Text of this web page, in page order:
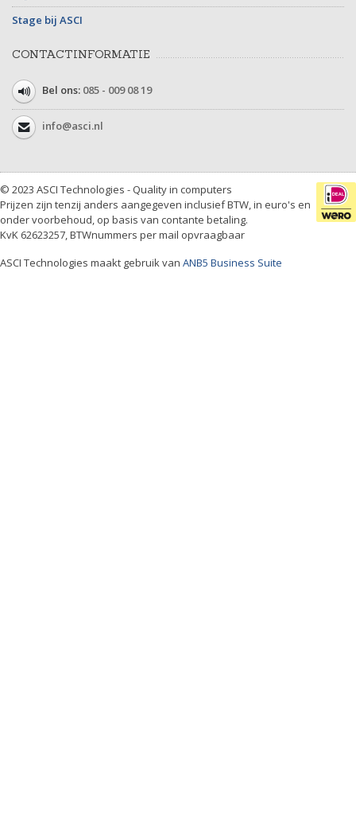
Stage bij ASCI
CONTACTINFORMATIE
Bel ons: 085 - 009 08 19
info@asci.nl
© 2023 ASCI Technologies - Quality in computers
Prijzen zijn tenzij anders aangegeven inclusief BTW, in euro's en
onder voorbehoud, op basis van contante betaling.
KvK 62623257, BTWnummers per mail opvraagbaar
ASCI Technologies maakt gebruik van ANB5 Business Suite